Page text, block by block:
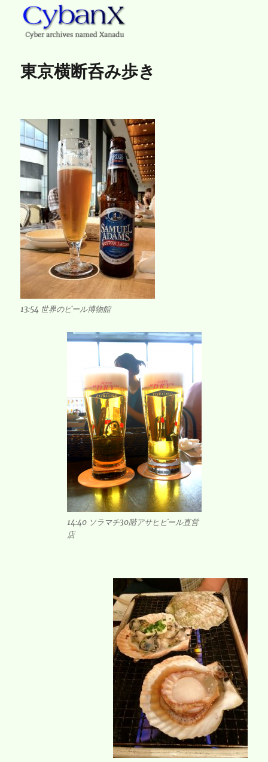
CybanX
東京横断呑み歩き
13:54 世界のビール博物館
14:40 ソラマチ30階アサヒビール直営
店